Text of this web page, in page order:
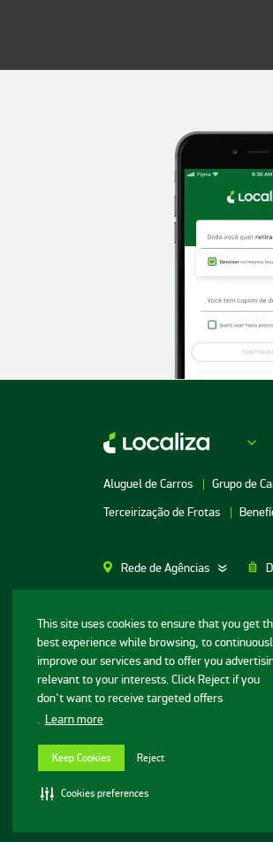
This site uses cookies to ensure that you get
best experience while browsing, to
improve our services and to offer you
relevant to your interests. Click Reject if you
don't want to receive targeted offers
. Learn more
Keep Cookies Reject
Cookies preferences
Aluguel de Carros Grupo de
Terceirização de Frotas
Rede de Agências
Aluguel de Carros SP
Aluguel de Carros Porto Alegre
Aluguel de Carros RJ
Aluguel de Carros BH
Seguro
Aluguel de Carros Cuiabá
Informações ao consumidor:
Sede: Avenida Bernardo
Central de Reservas e
Mapa do site Termos de uso
Configurações de cookies